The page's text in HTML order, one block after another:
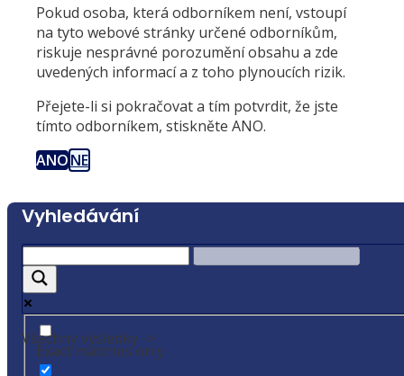
Pokud osoba, která odborníkem není, vstoupí
na tyto webové stránky určené odborníkům,
riskuje nesprávné porozumění obsahu a zde
uvedených informací a z toho plynoucích rizik.
Přejete-li si pokračovat a tím potvrdit, že jste
tímto odborníkem, stiskněte ANO.
ANONE
Vyhledávání
Všechny výsledky ->
Exact matches only